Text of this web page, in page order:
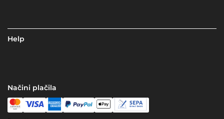
Help
Načini plačila